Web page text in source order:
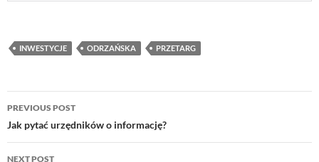
INWESTYCJE ODRZAŃSKA PRZETARG
Post
navigation
PREVIOUS POST
Jak pytać urzędników o informację?
NEXT POST